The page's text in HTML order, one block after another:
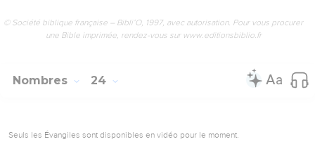
© Société biblique française – Bibli’O, 1997, avec autorisation. Pour vous procurer
une Bible imprimée, rendez-vous sur www.editionsbiblio.fr
Nombres 24
Seuls les Évangiles sont disponibles en vidéo pour le moment.